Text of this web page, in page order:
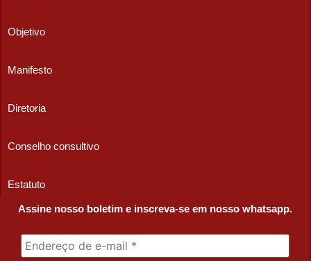
Objetivo
Manifesto
Diretoria
Conselho consultivo
Estatuto
Assine nosso boletim e inscreva-se em nosso whatsapp.